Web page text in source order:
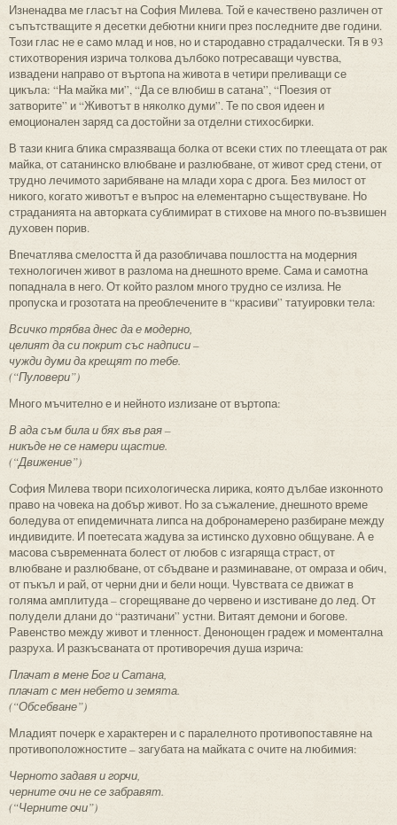
Изненадва ме гласът на София Милева. Той е качествено различен от
съпътстващите я десетки дебютни книги през последните две години.
Този глас не е само млад и нов, но и стародавно страдалчески. Тя в 93
стихотворения изрича толкова дълбоко потресаващи чувства,
извадени направо от въртопа на живота в четири преливащи се
цикъла: “На майка ми”, “Да се влюбиш в сатана”, “Поезия от
затворите” и “Животът в няколко думи”. Те по своя идеен и
емоционален заряд са достойни за отделни стихосбирки.
В тази книга блика смразяваща болка от всеки стих по тлеещата от рак
майка, от сатанинско влюбване и разлюбване, от живот сред стени, от
трудно лечимото зарибяване на млади хора с дрога. Без милост от
никого, когато животът е въпрос на елементарно съществуване. Но
страданията на авторката сублимират в стихове на много по-възвишен
духовен порив.
Впечатлява смелостта й да разобличава пошлостта на модерния
технологичен живот в разлома на днешното време. Сама и самотна
попаднала в него. От който разлом много трудно се излиза. Не
пропуска и грозотата на преоблечените в “красиви” татуировки тела:
Всичко трябва днес да е модерно,
целият да си покрит със надписи–
чужди думи да крещят по тебе.
(“Пуловери”)
Много мъчително е и нейното излизане от въртопа:
В ада съм била и бях във рая –
никъде не се намери щастие.
(“Движение”)
София Милева твори психологическа лирика, която дълбае изконното
право на човека на добър живот. Но за съжаление, днешното време
боледува от епидемичната липса на добронамерено разбиране между
индивидите. И поетесата жадува за истинско духовно общуване. А е
масова съвременната болест от любов с изгаряща страст, от
влюбване и разлюбване, от сбъдване и разминаване, от омраза и обич,
от пъкъл и рай, от черни дни и бели нощи. Чувствата се движат в
голяма амплитуда – сгорещяване до червено и изстиване до лед. От
полудели длани до “разтичани” устни. Витаят демони и богове.
Равенство между живот и тленност. Денонощен градеж и моментална
разруха. И разкъсваната от противоречия душа изрича:
Плачат в мене Бог и Сатана,
плачат с мен небето и земята.
(“Обсебване”)
Младият почерк е характерен и с паралелното противопоставяне на
противоположностите – загубата на майката с очите на любимия:
Черното задавя и горчи,
черните очи не се забравят.
(“Черните очи”)